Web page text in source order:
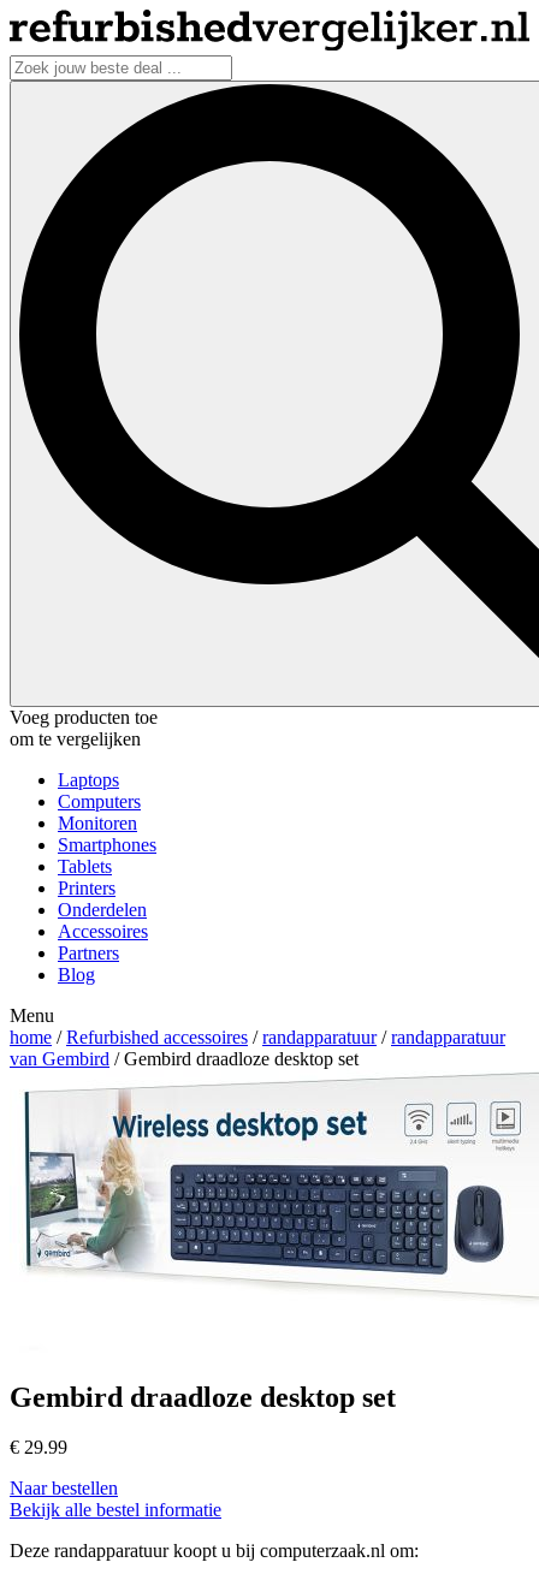
Voeg producten toe
om te vergelijken
Laptops
Computers
Monitoren
Smartphones
Tablets
Printers
Onderdelen
Accessoires
Partners
Blog
Menu
home /Refurbished accessoires /randapparatuur/randapparatuur
van Gembird / Gembird draadloze desktop set
Gembird draadloze desktop set
€ 29.99
Naar bestellen
Bekijk alle bestel informatie
Deze randapparatuur koopt u bij computerzaak.nl om: